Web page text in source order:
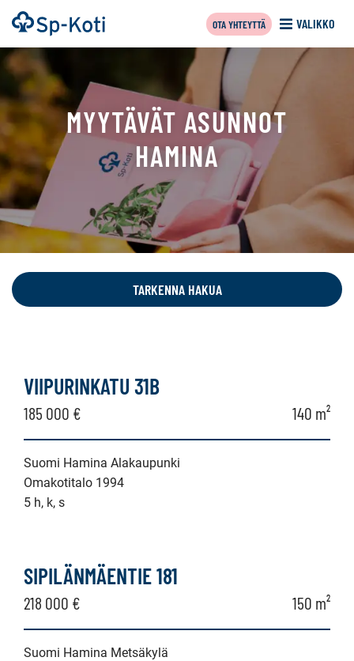
Siirry
sisältöön
Etusivu VALIKKO
OTA YHTEYTTÄ
MYYTÄVÄT ASUNNOT
HAMINA
Tällä
sivulla
kerrostalo,
luhtitalo,
rivitalo,
paritalo,
puutalo-
erillistalo,
maatila
TARKENNA HAKUA
VIIPURINKATU 31B
185 000 € 140 m²
Suomi Hamina Alakaupunki
Omakotitalo 1994
5 h, k, s
SIPILÄNMÄENTIE 181
218 000 € 150 m²
Suomi Hamina Metsäkylä